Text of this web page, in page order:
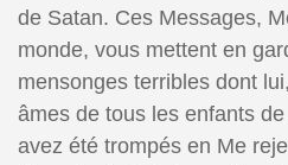
de Satan. Ces Messages,
monde, vous mettent en
mensonges terribles dont
âmes de tous les enfants
avez été trompés en Me